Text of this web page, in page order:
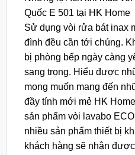
Quốc E 501 tại HK Home
Sử dụng vòi rửa bát inax
đình đều cần tới chúng.
bị phòng bếp ngày càng
sang trọng. Hiểu được
mong muốn mang đến
đầy tính mới mẻ HK
sản phẩm vòi lavabo
nhiều sản phẩm thiết bị
khách hàng sẽ nhận